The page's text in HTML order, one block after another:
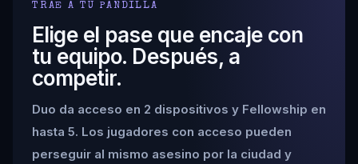
TRAE A TU PANDILLA
Elige el pase que encaje con
tu equipo. Después, a
competir.
Duo da acceso en 2 dispositivos y Fellowship en
hasta 5. Los jugadores con acceso pueden
perseguir al mismo asesino por la ciudad y